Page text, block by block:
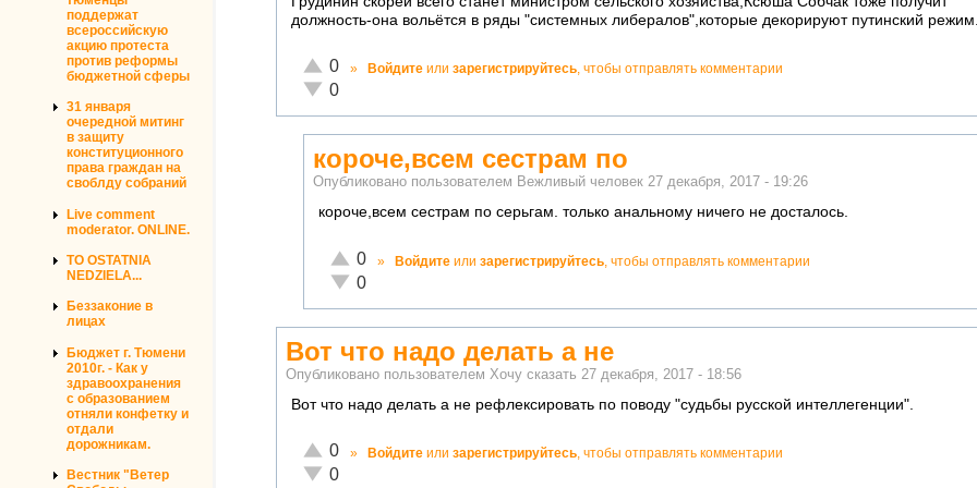
поддержат
всероссийскую
акцию протеста
против реформы
бюджетной сферы
31 января
очередной митинг
в защиту
конституционного
права граждан на
своблду собраний
Live comment
moderator. ONLINE.
TO OSTATNIA
NEDZIELA...
Беззаконие в
лицах
Бюджет г. Тюмени
2010г. - Как у
здравоохранения
с образованием
отняли конфетку и
отдали
дорожникам.
Вестник "Ветер
должность-она вольётся в ряды "системных либералов",которые декорируют путинский
Отлично!
0
Неадекватно!
0
» Войдите или зарегистрируйтесь, чтобы отправлять комментарии
короче,всем сестрам по
Опубликовано пользователем Вежливый человек 27 декабря, 2017 - 19:26
короче,всем сестрам по серьгам. только анальному ничего не досталось.
Отлично!
0
Неадекватно!
0
» Войдите или зарегистрируйтесь , чтобы отправлять комментарии
Вот что надо делать а не
Опубликовано пользователем Хочу сказать 27 декабря, 2017 - 18:56
Вот что надо делать а не рефлексировать по поводу "судьбы русской интеллегенции".
Отлично!
0
Неадекватно!
0
» Войдите или зарегистрируйтесь, чтобы отправлять комментарии